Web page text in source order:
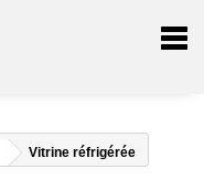
Vitrine réfrigérée